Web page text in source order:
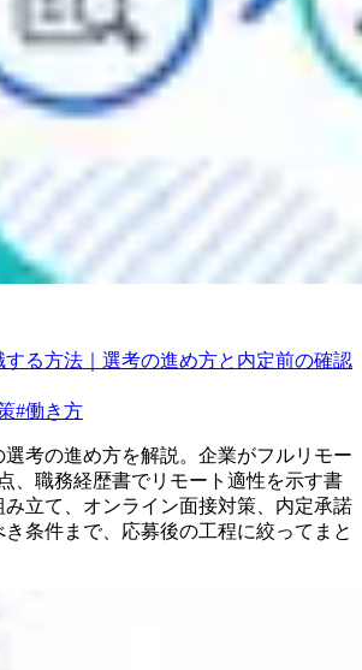
る方法｜選考の進め方と内定前の確認
#働き方
考の進め方を解説。企業がフルリモー
、職務経歴書でリモート適性を示す書
み立て、オンライン面接対策、内定承諾
条件まで、応募後の工程に絞ってまと